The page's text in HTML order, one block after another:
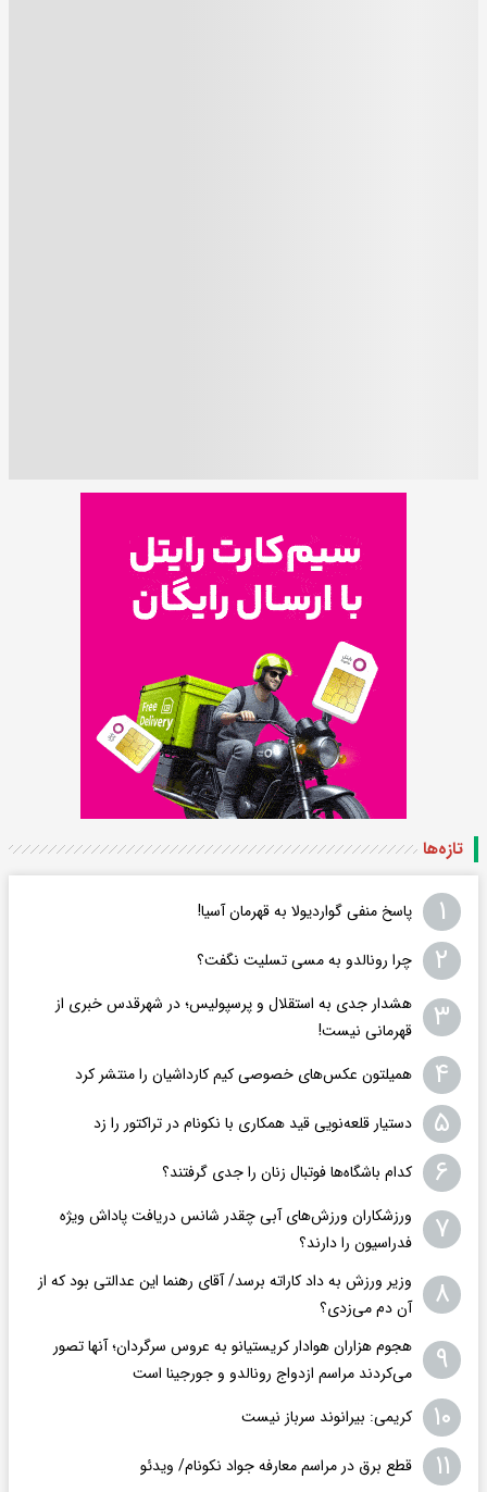
تازه‌ها
۱ پاسخ منفی گواردیولا به قهرمان آسیا!
۲ چرا رونالدو به مسی تسلیت نگفت؟
۳
هشدار جدی به استقلال و پرسپولیس؛ در شهرقدس خبری از
قهرمانی نیست!
۴ همیلتون عکس‌های خصوصی کیم‌ کارداشیان را منتشر کرد
۵ دستیار قلعه‌نویی قید همکاری با نکونام در تراکتور را زد
۶ کدام باشگاه‌ها فوتبال زنان را جدی گرفتند؟
۷
ورزشکاران ورزش‌های آبی چقدر شانس دریافت پاداش ویژه
فدراسیون را دارند؟
۸
وزیر ورزش به داد کاراته برسد/ آقای رهنما این عدالتی بود که از
آن دم می‌زدی؟
۹
هجوم هزاران هوادار کریستیانو به عروس سرگردان؛ آنها تصور
می‌کردند مراسم ازدواج رونالدو و جورجینا است
۱۰ کریمی: بیرانوند سرباز نیست
۱۱ قطع برق در مراسم معارفه جواد نکونام/ ویدئو